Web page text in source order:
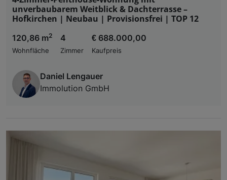
unverbaubarem Weitblick & Dachterrasse –
Hofkirchen | Neubau | Provisionsfrei | TOP 12
120,86 m2
Wohnfläche
4
Zimmer
€ 688.000,00
Kaufpreis
Daniel Lengauer
Immolution GmbH